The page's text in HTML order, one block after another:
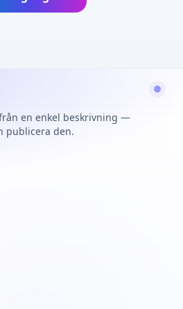
en enkel beskrivning —
publicera den.